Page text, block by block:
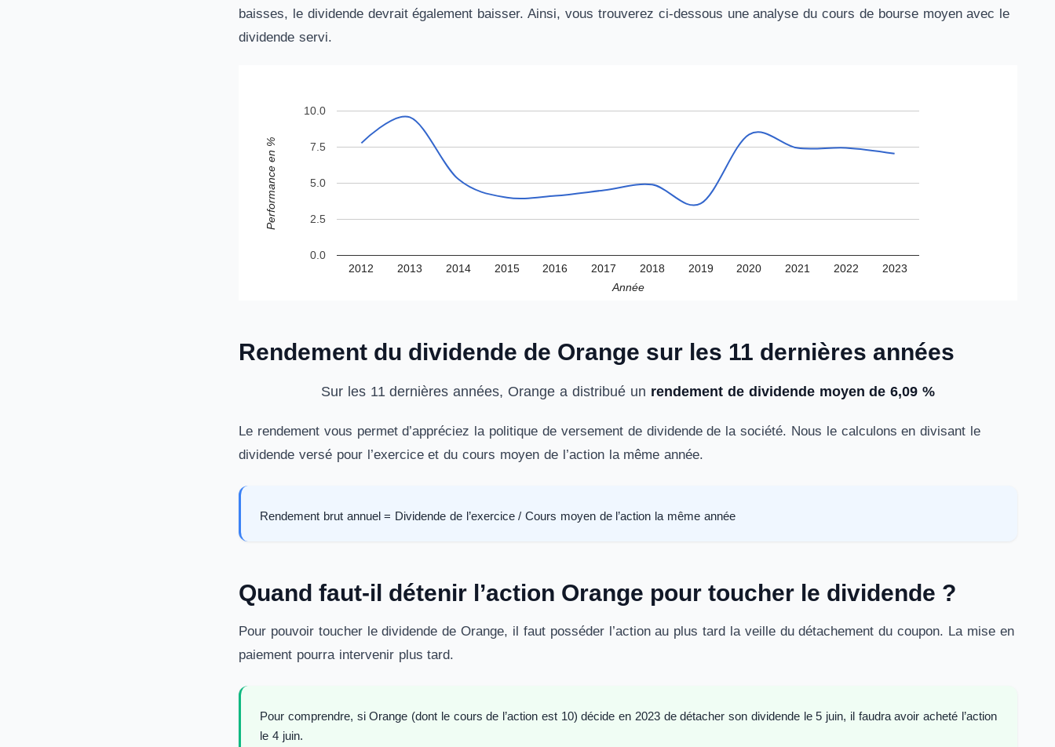
baisses, le dividende devrait également baisser. Ainsi, vous trouverez ci-dessous une analyse du cours de bourse moyen avec le
dividende servi.
2012 2013 2014 2015 2016 2017 2018 2019 2020 2021 2022 2023
0.0
2.5
5.0
7.5
10.0
Année
Performance en %
Rendement du dividende de Orange sur les 11 dernières années
Sur les 11 dernières années, Orange a distribué un rendement de dividende moyen de 6,09 %
Le rendement vous permet d’appréciez la politique de versement de dividende de la société. Nous le calculons en divisant le
dividende versé pour l’exercice et du cours moyen de l’action la même année.
Rendement brut annuel = Dividende de l’exercice / Cours moyen de l’action la même année
Quand faut-il détenir l’action Orange pour toucher le dividende ?
Pour pouvoir toucher le dividende de Orange, il faut posséder l’action au plus tard la veille du détachement du coupon. La mise en
paiement pourra intervenir plus tard.
Pour comprendre, si Orange (dont le cours de l’action est 10) décide en 2023 de détacher son dividende le 5 juin, il faudra avoir acheté l’action
le 4 juin.